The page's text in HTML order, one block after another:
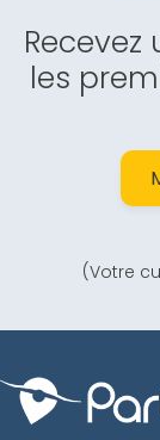
Recevez
les
(Votre